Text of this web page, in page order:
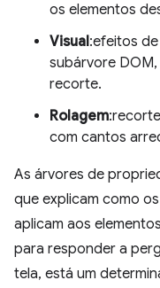
os elementos
Visual:efeitos
subárvore
recorte.
Rolagem
com cantos
As árvores de
que explicam como
aplicam aos
para responder a
tela, está um